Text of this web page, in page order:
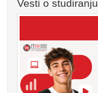
Vesti o studiranju